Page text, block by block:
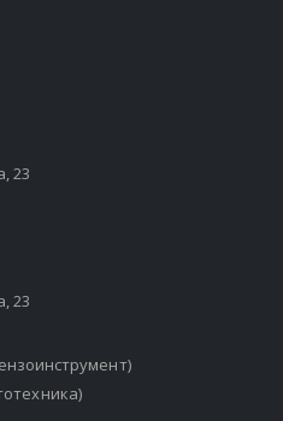
23
23